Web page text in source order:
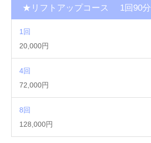
★リフトアップコース 1回90分
1回
20,000円
4回
72,000円
8回
128,000円